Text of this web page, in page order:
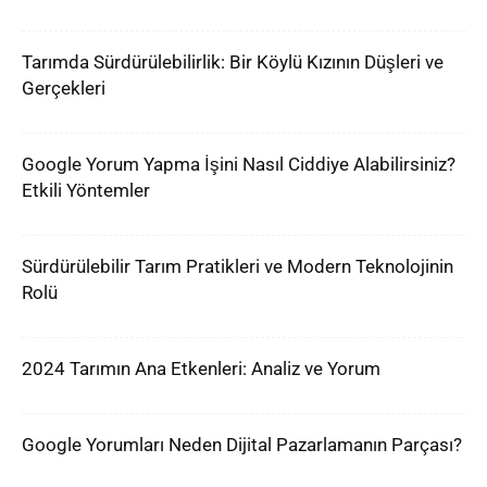
Tarımda Sürdürülebilirlik: Bir Köylü Kızının Düşleri ve
Gerçekleri
Google Yorum Yapma İşini Nasıl Ciddiye Alabilirsiniz?
Etkili Yöntemler
Sürdürülebilir Tarım Pratikleri ve Modern Teknolojinin
Rolü
2024 Tarımın Ana Etkenleri: Analiz ve Yorum
Google Yorumları Neden Dijital Pazarlamanın Parçası?